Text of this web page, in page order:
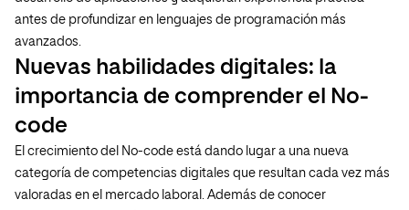
antes de profundizar en lenguajes de programación más
avanzados.
Nuevas habilidades digitales: la
importancia de comprender el No-
code
El crecimiento del No-code está dando lugar a una nueva
categoría de competencias digitales que resultan cada vez más
valoradas en el mercado laboral. Además de conocer